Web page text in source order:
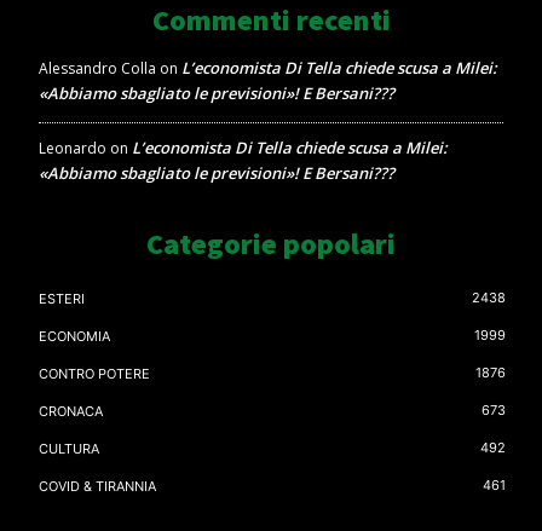
Commenti recenti
Alessandro Colla on L’economista Di Tella chiede scusa a Milei:
«Abbiamo sbagliato le previsioni»! E Bersani???
Leonardo on L’economista Di Tella chiede scusa a Milei:
«Abbiamo sbagliato le previsioni»! E Bersani???
Categorie popolari
ESTERI 2438
ECONOMIA 1999
CONTRO POTERE 1876
CRONACA 673
CULTURA 492
COVID & TIRANNIA 461